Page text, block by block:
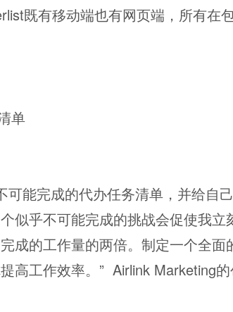
既有移动端也有网页端，所有在
单
可能完成的代办任务清单，并给自
似乎不可能完成的挑战会促使我立
成的工作量的两倍。制定一个全面
高工作效率。”  Airlink Marketing